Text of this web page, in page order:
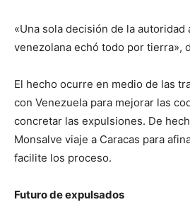
«Una sola decisión de la autoridad
venezolana echó todo por tierra»,
El hecho ocurre en medio de las
con Venezuela para mejorar las
concretar las expulsiones. De
Monsalve viaje a Caracas para
facilite los proceso.
Futuro de expulsados